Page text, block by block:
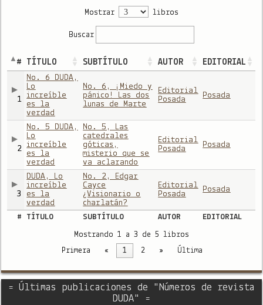
Mostrar libros
Buscar
# TÍTULO SUBTÍTULO AUTOR EDITORIAL
1
No. 6 DUDA,
Lo
increíble
es la
verdad
No. 6, ¡Miedo y
pánico! Las dos
lunas de Marte
Editorial
Posada
Posada
2
No. 5 DUDA,
Lo
increíble
es la
verdad
No. 5, Las
catedrales
góticas,
misterio que se
va aclarando
Editorial
Posada
Posada
3
DUDA, Lo
increíble
es la
verdad
No. 2, Edgar
Cayce
¿Visionario o
charlatán?
Editorial
Posada
Posada
# TÍTULO SUBTÍTULO AUTOR
EDITORIAL
Mostrando 1 a 3 de 5 libros
Primera « 1 2 » Última
= Últimas publicaciones de "Números de revista
DUDA" =